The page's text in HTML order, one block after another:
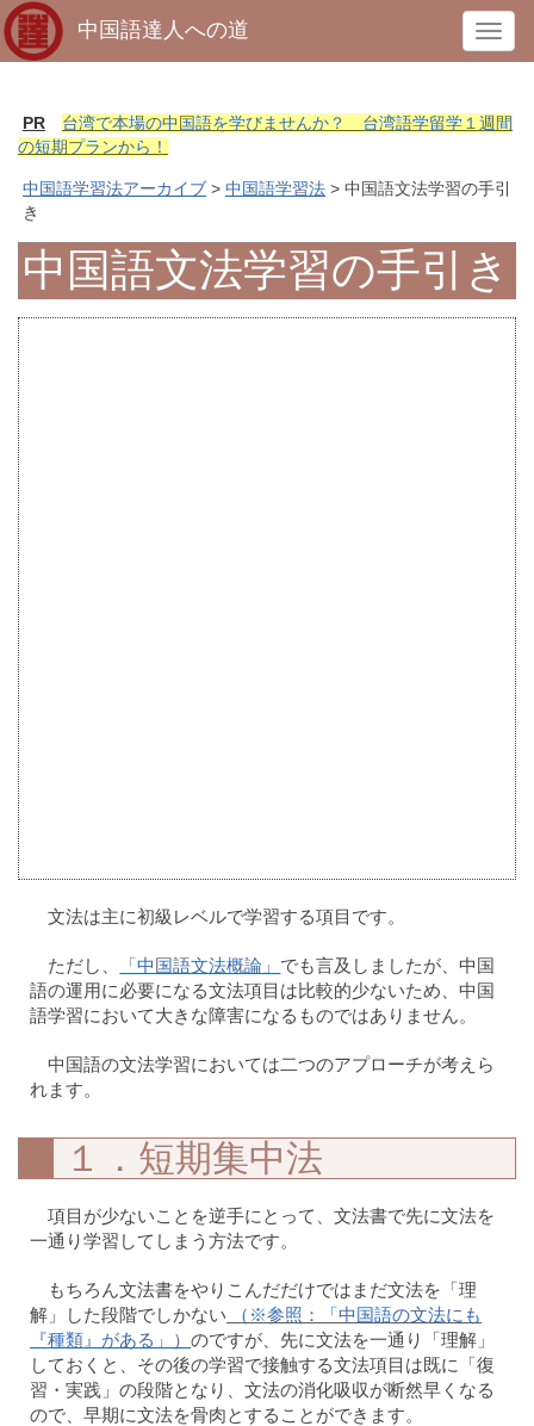
T
o
g
v
i
中国語達人への道
PR
台湾で本場の中国語を学びませんか？ 台湾語学留学１週間
の短期プランから！
中国語学習法アーカイブ > 中国語学習法 > 中国語文法学習の手引
き
中国語文法学習の手引き
文法は主に初級レベルで学習する項目です。
ただし、 「中国語文法概論」 でも言及しましたが、中国
語の運用に必要になる文法項目は比較的少ないため、中国
語学習において大きな障害になるものではありません。
中国語の文法学習においては二つのアプローチが考えら
れます。
１．短期集中法
項目が少ないことを逆手にとって、文法書で先に文法を
一通り学習してしまう方法です。
もちろん文法書をやりこんだだけではまだ文法を「理
解」した段階でしかない （※参照：「中国語の文法にも
『種類』がある」） のですが、先に文法を一通り「理解」
しておくと、その後の学習で接触する文法項目は既に「復
習・実践」の段階となり、文法の消化吸収が断然早くなる
ので、早期に文法を骨肉とすることができます。